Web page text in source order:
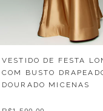
VESTIDO DE FESTA
COM BUSTO
DOURADO MICENAS